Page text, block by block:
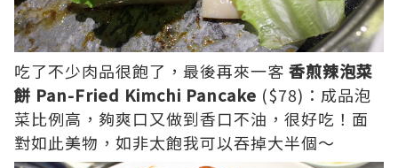
吃了不少肉品很飽了，最後再來一客 香煎辣泡菜
餅 Pan-Fried Kimchi Pancake ($78)：成品泡
菜比例高，夠爽口又做到香口不油，很好吃！面
對如此美物，如非太飽我可以吞掉大半個～